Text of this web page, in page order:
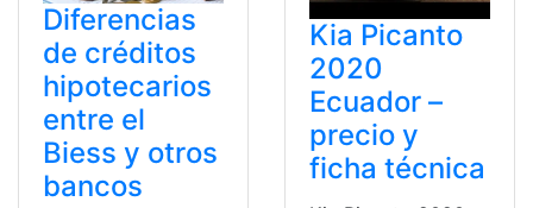
Diferencias
de créditos
hipotecarios
entre el
Biess y otros
bancos
Kia Picanto
2020
Ecuador –
precio y
ficha técnica